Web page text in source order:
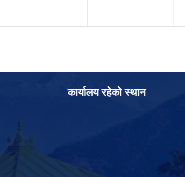
कार्यालय रहेको स्थान